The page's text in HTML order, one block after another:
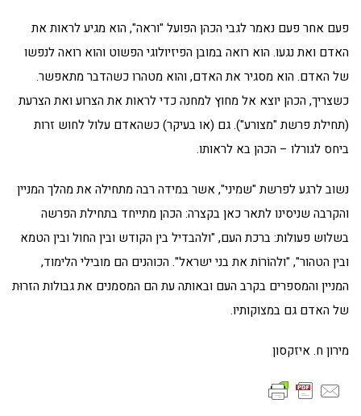
פעם אחר פעם נאמר לגבי הכהן הפועל "וראה", הוא מגיע לראות את
האדם ואת נגעו. הוא רואה במובן הפיזיולוגי הפשוט והוא רואה לנפשו
של האדם. הוא מסגיר את האדם, והוא מטהרו כשהדבר מתאפשר.
כשצריך, הכהן יוצא אל מחוץ למחנה כדי לראות את הצרוע ואת הצרעת
(תחילת פרשת "מצורע"). גם (או בעיקר) כשהאדם עלול לחוש זרות
ביחס לגורלו – הכהן בא לראותו.
נשוב לרגע לפרשת "שמיני", אשר במידה רבה מתחילה את מהלך המניין
והקרבה שניסינו לתאר כאן בקצרה: הכהן מתייחד בתחילת הפרשה
בשלוש פעולות: ברכת העם, "ולהבדיל בין הקודש ובין החול ובין הטמא
ובין הטהור", "ולהוֹרוֹת את בני ישראל". הכוהנים הם מובילי הלימוד,
המניין והמספרים בקרב העם ובאותה עת הם המסמנים את גבולות הזרוּת
של האדם גם במצוקותיו.
מירון ח. איזקסון